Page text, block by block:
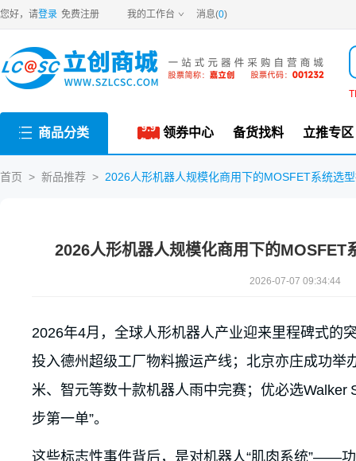
您好，请登录 免费注册 我的工作台 消息(0)
TI
商品分类 领券中心 备货找料 立推专区
首页 > 新品推荐 > 2026人形机器人规模化商用下的MOSFET系统选
2026人形机器人规模化商用下的
2026-07-07 09:34:44
2026年4月，全球人形机器人产业迎来里程碑式
投入德州超级工厂物料搬运产线；北京亦庄成功举
米、智元等数十款机器人雨中完赛；优必选Walker
步第一单”。
这些标志性事件背后，是对机器人“肌肉系统”——